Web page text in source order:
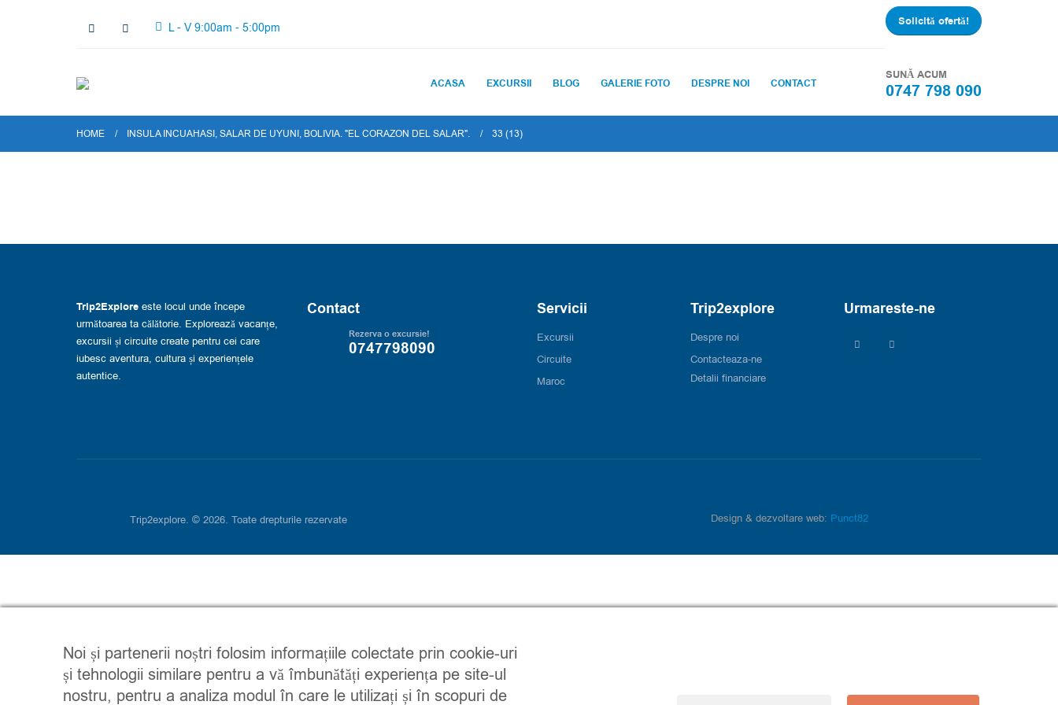
L - V 9:00am - 5:00pm Solicită ofertă!
ACASA EXCURSII BLOG GALERIE FOTO DESPRE NOI CONTACT
SUNĂ ACUM
0747 798 090
HOME INSULA INCUAHASI, SALAR DE UYUNI, BOLIVIA. "EL CORAZON DEL SALAR". 33 (13)
Trip2Explore este locul unde începe
următoarea ta călătorie. Explorează vacanțe,
excursii și circuite create pentru cei care
iubesc aventura, cultura și experiențele
autentice.
Contact
Rezerva o excursie!
0747798090
Servicii
Excursii
Circuite
Maroc
Trip2explore
Despre noi
Contacteaza-ne
Detalii financiare
Urmareste-ne
Trip2explore. © 2026. Toate drepturile rezervate Design & dezvoltare web: Punct82
Noi și partenerii noștri folosim informațiile colectate prin cookie-uri
și tehnologii similare pentru a vă îmbunătăți experiența pe site-ul
nostru, pentru a analiza modul în care le utilizați și în scopuri de